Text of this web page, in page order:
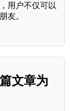
用户不仅可以
友。
文章为